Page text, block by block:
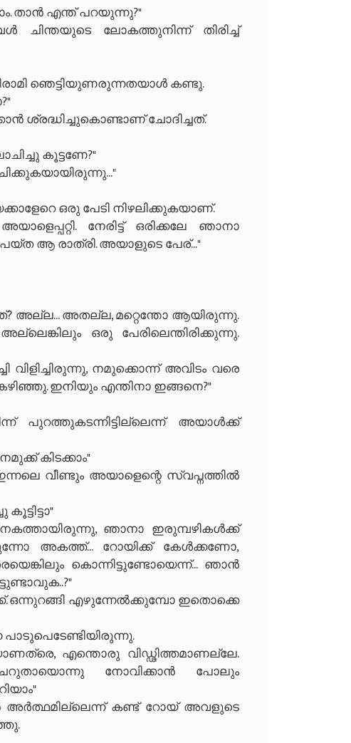
താൻ എന്ത് പറയുന്നു?"
ലോകത്തുനിന്ന് തിരിച്ച്
ഞെട്ടിയുണരുന്നതയാൾ കണ്ടു.
ശ്രദ്ധിച്ചുകൊണ്ടാണ് ചോദിച്ചത്.
കൂട്ടണേ?"
ഒരു പേടി നിഴലിക്കുകയാണ്.
നേരിട്ട് ഒരിക്കലേ ഞാനാ
ആ രാത്രി. അയാളുടെ പേര്..."
അതല്ല, മറ്റെന്തോ ആയിരുന്നു.
ഒരു പേരിലെന്തിരിക്കുന്നു.
വിളിച്ചിരുന്നു, നമുക്കൊന്ന് അവിടം വരെ
ഇനിയും എന്തിനാ ഇങ്ങനെ?"
അയാൾക്ക്
കിടക്കാം"
വീണ്ടും അയാളെന്റെ സ്വപ്നത്തിൽ
ഞാനാ ഇരുമ്പഴികൾക്ക്
അകത്ത്... റോയിക്ക് കേൾക്കണോ,
കൊന്നിട്ടുണ്ടോയെന്ന്... ഞാൻ
ഒന്നുറങ്ങി എഴുന്നേൽക്കുമ്പോ ഇതൊക്കെ
എന്തൊരു വിഡ്ഢിത്തമാണല്ലേ.
നോവിക്കാൻ പോലും
കണ്ട് റോയ് അവളുടെ